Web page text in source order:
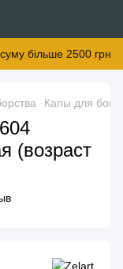
більше 2500 грн
Капы для
(возраст